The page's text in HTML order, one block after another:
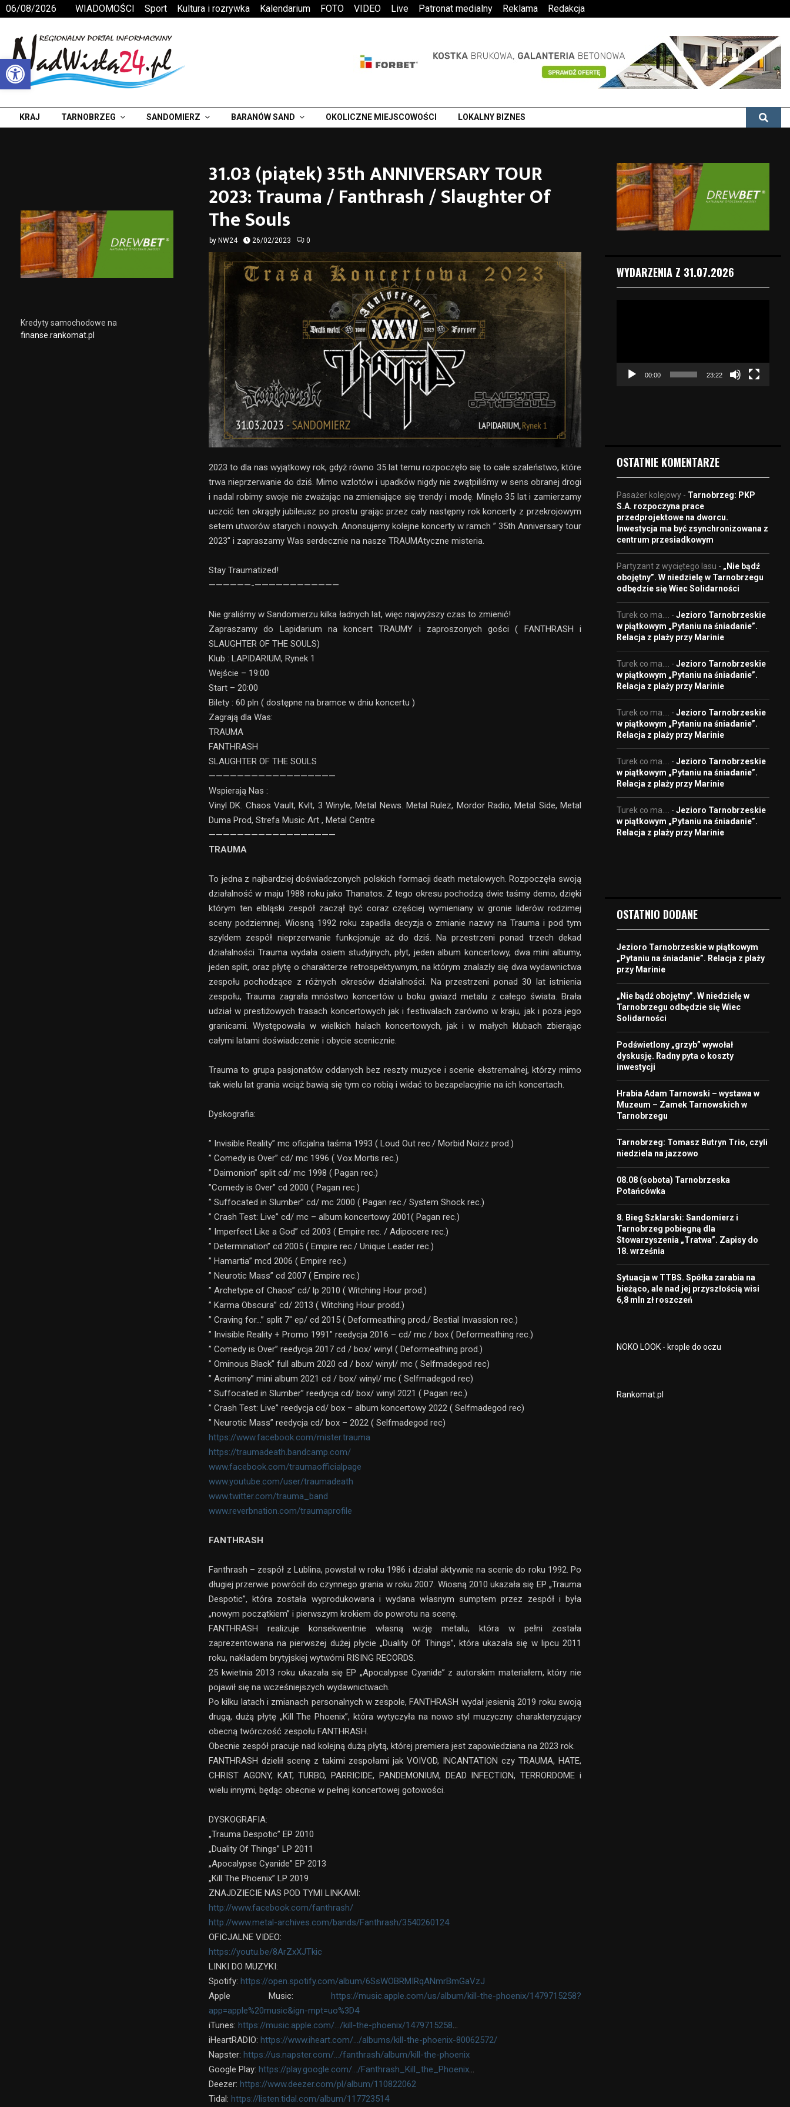
Otwórz pasek narzędzi
06/08/2026 WIADOMOŚCI Sport Kultura i rozrywka Kalendarium FOTO VIDEO Live Patronat medialny Reklama Redakcja
KRAJ TARNOBRZEG SANDOMIERZ BARANÓW SAND OKOLICZNE MIEJSCOWOŚCI LOKALNY BIZNES
31.03 (piątek) 35th ANNIVERSARY TOUR
2023: Trauma / Fanthrash / Slaughter Of
The Souls
by NW24 26/02/2023 0
2023 to dla nas wyjątkowy rok, gdyż równo 35 lat temu rozpoczęło się to całe szaleństwo, które
trwa nieprzerwanie do dziś. Mimo wzlotów i upadków nigdy nie zwątpiliśmy w sens obranej drogi
i nadal robimy swoje nie zważając na zmieniające się trendy i modę. Minęło 35 lat i zamierzamy
uczcić ten okrągły jubileusz po prostu grając przez cały następny rok koncerty z przekrojowym
setem utworów starych i nowych. Anonsujemy kolejne koncerty w ramch ” 35th Anniversary tour
2023″ i zapraszamy Was serdecznie na nasze TRAUMAtyczne misteria.
Stay Traumatized!
——————-————————————
Nie graliśmy w Sandomierzu kilka ładnych lat, więc najwyższy czas to zmienić!
Zapraszamy do Lapidarium na koncert TRAUMY i zaproszonych gości ( FANTHRASH i
SLAUGHTER OF THE SOULS)
Klub : LAPIDARIUM, Rynek 1
Wejście – 19:00
Start – 20:00
Bilety : 60 pln ( dostępne na bramce w dniu koncertu )
Zagrają dla Was:
TRAUMA
FANTHRASH
SLAUGHTER OF THE SOULS
——————————————————
Wspierają Nas :
Vinyl DK. Chaos Vault, Kvlt, 3 Winyle, Metal News. Metal Rulez, Mordor Radio, Metal Side, Metal
Duma Prod, Strefa Music Art , Metal Centre
——————————————————
TRAUMA
To jedna z najbardziej doświadczonych polskich formacji death metalowych. Rozpoczęła swoją
działalność w maju 1988 roku jako Thanatos. Z tego okresu pochodzą dwie taśmy demo, dzięki
którym ten elbląski zespół zaczął być coraz częściej wymieniany w gronie liderów rodzimej
sceny podziemnej. Wiosną 1992 roku zapadła decyzja o zmianie nazwy na Trauma i pod tym
szyldem zespół nieprzerwanie funkcjonuje aż do dziś. Na przestrzeni ponad trzech dekad
działalności Trauma wydała osiem studyjnych, płyt, jeden album koncertowy, dwa mini albumy,
jeden split, oraz płytę o charakterze retrospektywnym, na którym znalazły się dwa wydawnictwa
zespołu pochodzące z różnych okresów działalności. Na przestrzeni ponad 30 lat istnienia
zespołu, Trauma zagrała mnóstwo koncertów u boku gwiazd metalu z całego świata. Brała
udział w prestiżowych trasach koncertowych jak i festiwalach zarówno w kraju, jak i poza jego
granicami. Występowała w wielkich halach koncertowych, jak i w małych klubach zbierając
całymi latami doświadczenie i obycie scenicznie.
Trauma to grupa pasjonatów oddanych bez reszty muzyce i scenie ekstremalnej, którzy mimo
tak wielu lat grania wciąż bawią się tym co robią i widać to bezapelacyjnie na ich koncertach.
Dyskografia:
” Invisible Reality” mc oficjalna taśma 1993 ( Loud Out rec./ Morbid Noizz prod.)
” Comedy is Over” cd/ mc 1996 ( Vox Mortis rec.)
” Daimonion” split cd/ mc 1998 ( Pagan rec.)
”Comedy is Over” cd 2000 ( Pagan rec.)
” Suffocated in Slumber” cd/ mc 2000 ( Pagan rec./ System Shock rec.)
” Crash Test: Live” cd/ mc – album koncertowy 2001( Pagan rec.)
” Imperfect Like a God” cd 2003 ( Empire rec. / Adipocere rec.)
” Determination” cd 2005 ( Empire rec./ Unique Leader rec.)
” Hamartia” mcd 2006 ( Empire rec.)
” Neurotic Mass” cd 2007 ( Empire rec.)
” Archetype of Chaos” cd/ lp 2010 ( Witching Hour prod.)
” Karma Obscura” cd/ 2013 ( Witching Hour prodd.)
” Craving for…” split 7″ ep/ cd 2015 ( Deformeathing prod./ Bestial Invassion rec.)
” Invisible Reality + Promo 1991″ reedycja 2016 – cd/ mc / box ( Deformeathing rec.)
” Comedy is Over” reedycja 2017 cd / box/ winyl ( Deformeathing prod.)
” Ominous Black” full album 2020 cd / box/ winyl/ mc ( Selfmadegod rec)
” Acrimony” mini album 2021 cd / box/ winyl/ mc ( Selfmadegod rec)
” Suffocated in Slumber” reedycja cd/ box/ winyl 2021 ( Pagan rec.)
” Crash Test: Live” reedycja cd/ box – album koncertowy 2022 ( Selfmadegod rec)
” Neurotic Mass” reedycja cd/ box – 2022 ( Selfmadegod rec)
https://www.facebook.com/mister.trauma
https://traumadeath.bandcamp.com/
www.facebook.com/traumaofficialpage
www.youtube.com/user/traumadeath
www.twitter.com/trauma_band
www.reverbnation.com/traumaprofile
FANTHRASH
Fanthrash – zespół z Lublina, powstał w roku 1986 i działał aktywnie na scenie do roku 1992. Po
długiej przerwie powrócił do czynnego grania w roku 2007. Wiosną 2010 ukazała się EP „Trauma
Despotic”, która została wyprodukowana i wydana własnym sumptem przez zespół i była
„nowym początkiem” i pierwszym krokiem do powrotu na scenę.
FANTHRASH realizuje konsekwentnie własną wizję metalu, która w pełni została
zaprezentowana na pierwszej dużej płycie „Duality Of Things”, która ukazała się w lipcu 2011
roku, nakładem brytyjskiej wytwórni RISING RECORDS.
25 kwietnia 2013 roku ukazała się EP „Apocalypse Cyanide” z autorskim materiałem, który nie
pojawił się na wcześniejszych wydawnictwach.
Po kilku latach i zmianach personalnych w zespole, FANTHRASH wydał jesienią 2019 roku swoją
drugą, dużą płytę „Kill The Phoenix”, która wytyczyła na nowo styl muzyczny charakteryzujący
obecną twórczość zespołu FANTHRASH.
Obecnie zespół pracuje nad kolejną dużą płytą, której premiera jest zapowiedziana na 2023 rok.
FANTHRASH dzielił scenę z takimi zespołami jak VOIVOD, INCANTATION czy TRAUMA, HATE,
CHRIST AGONY, KAT, TURBO, PARRICIDE, PANDEMONIUM, DEAD INFECTION, TERRORDOME i
wielu innymi, będąc obecnie w pełnej koncertowej gotowości.
DYSKOGRAFIA:
„Trauma Despotic” EP 2010
„Duality Of Things” LP 2011
„Apocalypse Cyanide” EP 2013
„Kill The Phoenix” LP 2019
ZNAJDZIECIE NAS POD TYMI LINKAMI:
http://www.facebook.com/fanthrash/
http://www.metal-archives.com/bands/Fanthrash/3540260124
OFICJALNE VIDEO:
https://youtu.be/8ArZxXJTkic
LINKI DO MUZYKI:
Spotify: https://open.spotify.com/album/6SsWOBRMIRqANmrBmGaVzJ
Apple Music: https://music.apple.com/us/album/kill-the-phoenix/1479715258?
app=apple%20music&ign-mpt=uo%3D4
iTunes: https://music.apple.com/…/kill-the-phoenix/1479715258…
iHeartRADIO: https://www.iheart.com/…/albums/kill-the-phoenix-80062572/
Napster: https://us.napster.com/…/fanthrash/album/kill-the-phoenix
Google Play: https://play.google.com/…/Fanthrash_Kill_the_Phoenix…
Deezer: https://www.deezer.com/pl/album/110822062
Tidal: https://listen.tidal.com/album/117723514
Kredyty samochodowe na
finanse.rankomat.pl
WYDARZENIA Z 31.07.2026
e
o
00:00 23:22
OSTATNIE KOMENTARZE
Pasażer kolejowy - Tarnobrzeg: PKP
S.A. rozpoczyna prace
przedprojektowe na dworcu.
Inwestycja ma być zsynchronizowana z
centrum przesiadkowym
Partyzant z wyciętego lasu - „Nie bądź
obojętny”. W niedzielę w Tarnobrzegu
odbędzie się Wiec Solidarności
Turek co ma.... - Jezioro Tarnobrzeskie
w piątkowym „Pytaniu na śniadanie”.
Relacja z plaży przy Marinie
Turek co ma.... - Jezioro Tarnobrzeskie
w piątkowym „Pytaniu na śniadanie”.
Relacja z plaży przy Marinie
Turek co ma.... - Jezioro Tarnobrzeskie
w piątkowym „Pytaniu na śniadanie”.
Relacja z plaży przy Marinie
Turek co ma.... - Jezioro Tarnobrzeskie
w piątkowym „Pytaniu na śniadanie”.
Relacja z plaży przy Marinie
Turek co ma.... - Jezioro Tarnobrzeskie
w piątkowym „Pytaniu na śniadanie”.
Relacja z plaży przy Marinie
OSTATNIO DODANE
Jezioro Tarnobrzeskie w piątkowym
„Pytaniu na śniadanie”. Relacja z plaży
przy Marinie
„Nie bądź obojętny”. W niedzielę w
Tarnobrzegu odbędzie się Wiec
Solidarności
Podświetlony „grzyb” wywołał
dyskusję. Radny pyta o koszty
inwestycji
Hrabia Adam Tarnowski – wystawa w
Muzeum – Zamek Tarnowskich w
Tarnobrzegu
Tarnobrzeg: Tomasz Butryn Trio, czyli
niedziela na jazzowo
08.08 (sobota) Tarnobrzeska
Potańcówka
8. Bieg Szklarski: Sandomierz i
Tarnobrzeg pobiegną dla
Stowarzyszenia „Tratwa”. Zapisy do
18. września
Sytuacja w TTBS. Spółka zarabia na
bieżąco, ale nad jej przyszłością wisi
6,8 mln zł roszczeń
NOKO LOOK - krople do oczu
Rankomat.pl